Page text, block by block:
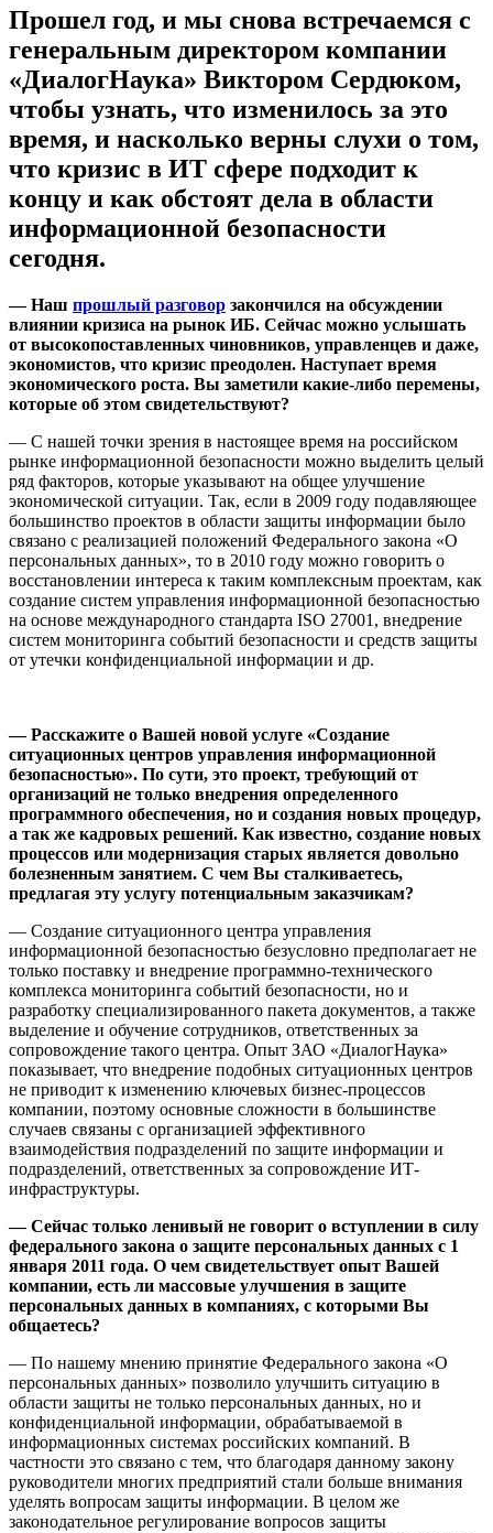
Прошел год, и мы снова встречаемся с
генеральным директором компании
«ДиалогНаука» Виктором Сердюком,
чтобы узнать, что изменилось за это
время, и насколько верны слухи о том,
что кризис в ИТ сфере подходит к
концу и как обстоят дела в области
информационной безопасности
сегодня.
—Наш прошлый разговор закончился на обсуждении
влиянии кризиса на рынок ИБ. Сейчас можно услышать
от высокопоставленных чиновников, управленцев и даже,
экономистов, что кризис преодолен. Наступает время
экономического роста. Вы заметили какие-либо перемены,
которые об этом свидетельствуют?
— С нашей точки зрения в настоящее время на российском
рынке информационной безопасности можно выделить целый
ряд факторов, которые указывают на общее улучшение
экономической ситуации. Так, если в 2009 году подавляющее
большинство проектов в области защиты информации было
связано с реализацией положений Федерального закона «О
персональных данных», то в 2010 году можно говорить о
восстановлении интереса к таким комплексным проектам, как
создание систем управления информационной безопасностью
на основе международного стандарта ISO 27001, внедрение
систем мониторинга событий безопасности и средств защиты
от утечки конфиденциальной информации и др.
—Расскажите о Вашей новой услуге «Создание
ситуационных центров управления информационной
безопасностью». По сути, это проект, требующий от
организаций не только внедрения определенного
программного обеспечения, но и создания новых процедур,
а так же кадровых решений. Как известно, создание новых
процессов или модернизация старых является довольно
болезненным занятием. С чем Вы сталкиваетесь,
предлагая эту услугу потенциальным заказчикам?
— Создание ситуационного центра управления
информационной безопасностью безусловно предполагает не
только поставку и внедрение программно-технического
комплекса мониторинга событий безопасности, но и
разработку специализированного пакета документов, а также
выделение и обучение сотрудников, ответственных за
сопровождение такого центра. Опыт ЗАО «ДиалогНаука»
показывает, что внедрение подобных ситуационных центров
не приводит к изменению ключевых бизнес-процессов
компании, поэтому основные сложности в большинстве
случаев связаны с организацией эффективного
взаимодействия подразделений по защите информации и
подразделений, ответственных за сопровождение ИТ-
инфраструктуры.
—Сейчас только ленивый не говорит о вступлении в силу
федерального закона о защите персональных данных с 1
января 2011 года. О чем свидетельствует опыт Вашей
компании, есть ли массовые улучшения в защите
персональных данных в компаниях, с которыми Вы
общаетесь?
— По нашему мнению принятие Федерального закона «О
персональных данных» позволило улучшить ситуацию в
области защиты не только персональных данных, но и
конфиденциальной информации, обрабатываемой в
информационных системах российских компаний. В
частности это связано с тем, что благодаря данному закону
руководители многих предприятий стали больше внимания
уделять вопросам защиты информации. В целом же
законодательное регулирование вопросов защиты